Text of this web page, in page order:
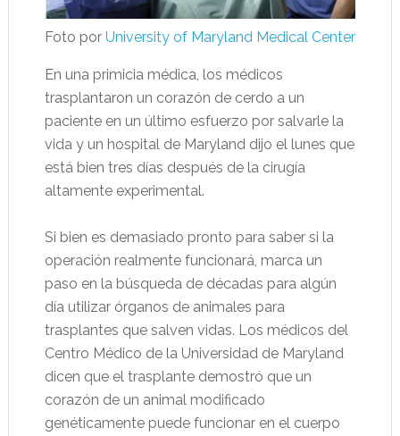
Foto por University of Maryland Medical Center
En una primicia médica, los médicos
trasplantaron un corazón de cerdo a un
paciente en un último esfuerzo por salvarle la
vida y un hospital de Maryland dijo el lunes que
está bien tres días después de la cirugía
altamente experimental.
Si bien es demasiado pronto para saber si la
operación realmente funcionará, marca un
paso en la búsqueda de décadas para algún
día utilizar órganos de animales para
trasplantes que salven vidas. Los médicos del
Centro Médico de la Universidad de Maryland
dicen que el trasplante demostró que un
corazón de un animal modificado
genéticamente puede funcionar en el cuerpo